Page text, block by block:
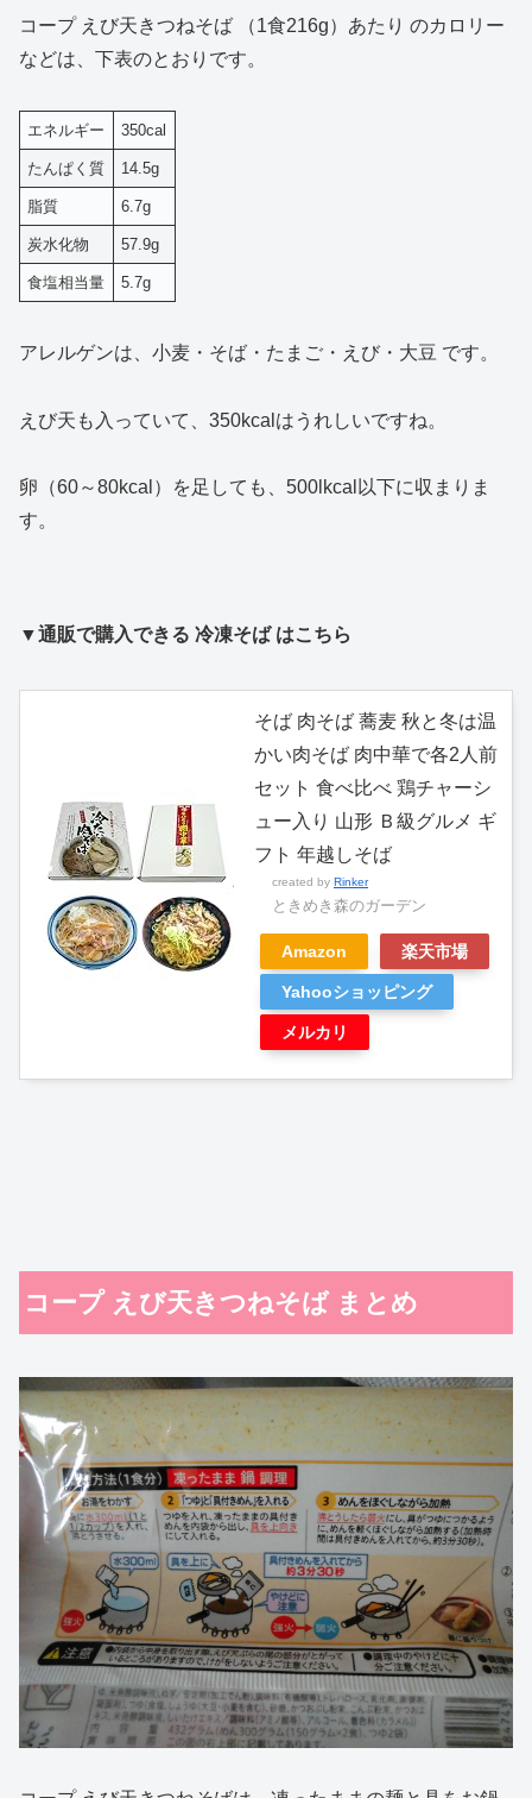
コープ えび天きつねそば （1食216g）あたり のカロリー
などは、下表のとおりです。
エネルギー 350cal
たんぱく質 14.5g
脂質 6.7g
炭水化物 57.9g
食塩相当量 5.7g
アレルゲンは、小麦・そば・たまご・えび・大豆 です。
えび天も入っていて、350kcalはうれしいですね。
卵（60～80kcal）を足しても、500lkcal以下に収まりま
す。
▼通販で購入できる 冷凍そば はこちら
そば 肉そば 蕎麦 秋と冬は温
かい肉そば 肉中華で各2人前
セット 食べ比べ 鶏チャーシ
ュー入り 山形 Ｂ級グルメ ギ
フト 年越しそば
created by Rinker
ときめき森のガーデン
Amazon 楽天市場
Yahooショッピング
メルカリ
コープ えび天きつねそば まとめ